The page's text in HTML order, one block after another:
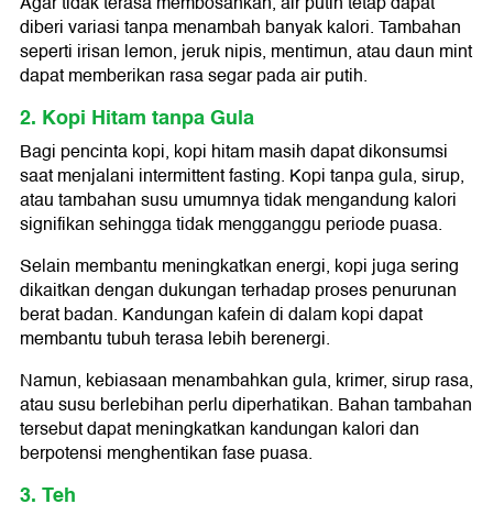
diberi variasi tanpa menambah banyak kalori. Tambahan
seperti irisan lemon, jeruk nipis, mentimun, atau daun mint
dapat memberikan rasa segar pada air putih.
2. Kopi Hitam tanpa Gula
Bagi pencinta kopi, kopi hitam masih dapat dikonsumsi
saat menjalani intermittent fasting. Kopi tanpa gula, sirup,
atau tambahan susu umumnya tidak mengandung kalori
signifikan sehingga tidak mengganggu periode puasa.
Selain membantu meningkatkan energi, kopi juga sering
dikaitkan dengan dukungan terhadap proses penurunan
berat badan. Kandungan kafein di dalam kopi dapat
membantu tubuh terasa lebih berenergi.
Namun, kebiasaan menambahkan gula, krimer, sirup rasa,
atau susu berlebihan perlu diperhatikan. Bahan tambahan
tersebut dapat meningkatkan kandungan kalori dan
berpotensi menghentikan fase puasa.
3. Teh